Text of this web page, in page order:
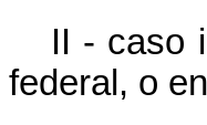
II - caso
federal, o